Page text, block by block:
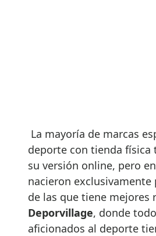
La mayoría de marcas
deporte con tienda física
su versión online, pero
nacieron exclusivamente
de las que tiene mejores
Deporvillage, donde
aficionados al deporte